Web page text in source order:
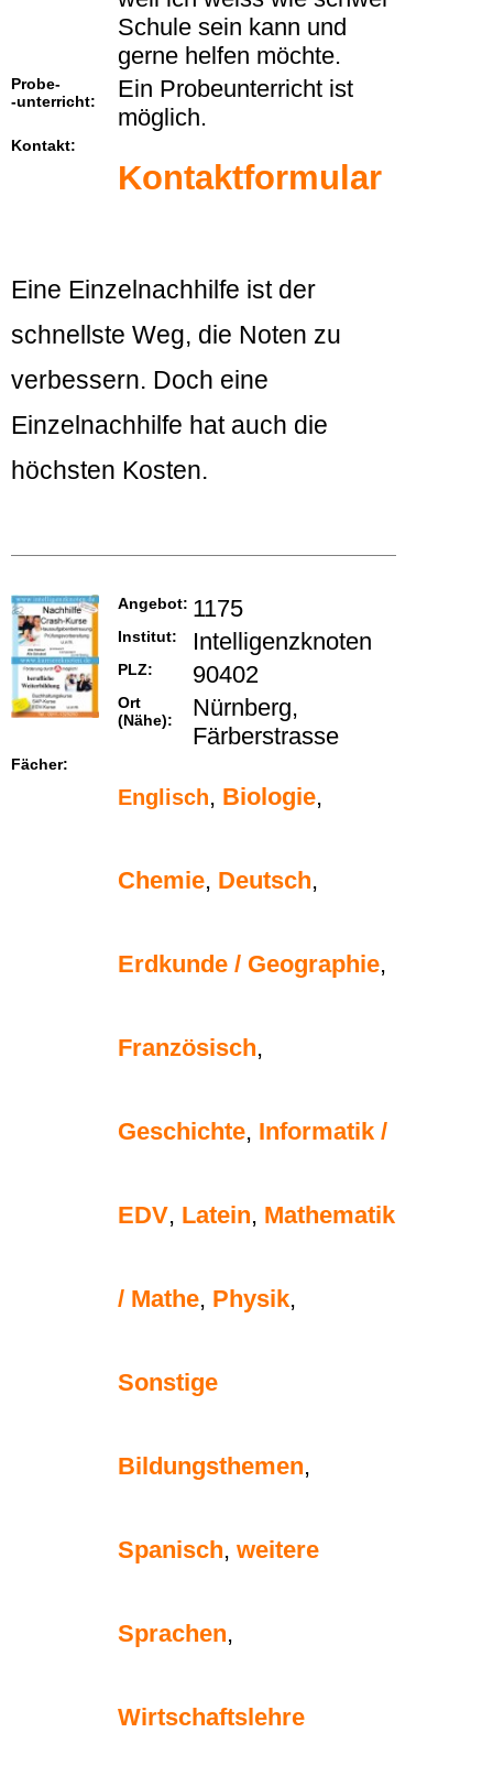
Schule sein kann und
gerne helfen möchte.
Probe-
-unterricht:
Ein Probeunterricht ist
möglich.
Kontakt:
Kontaktformular
Eine Einzelnachhilfe ist der
schnellste Weg, die Noten zu
verbessern. Doch eine
Einzelnachhilfe hat auch die
höchsten Kosten.
Angebot: 1175
Institut: Intelligenzknoten
PLZ: 90402
Ort
(Nähe):
Nürnberg,
Färberstrasse
Fächer:
Englisch, Biologie,
Chemie, Deutsch,
Erdkunde / Geographie,
Französisch,
Geschichte, Informatik /
EDV, Latein, Mathematik
/ Mathe, Physik,
Sonstige
Bildungsthemen,
Spanisch, weitere
Sprachen,
Wirtschaftslehre